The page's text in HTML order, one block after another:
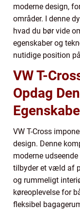
moderne design,
områder. I denne
hvad du bør vide
egenskaber og
nutidige position
VW T-
Opdag
VW T-Cross
design. Denne
moderne
tilbyder et væld af
og rummeligt
køreoplevelse for
fleksibel